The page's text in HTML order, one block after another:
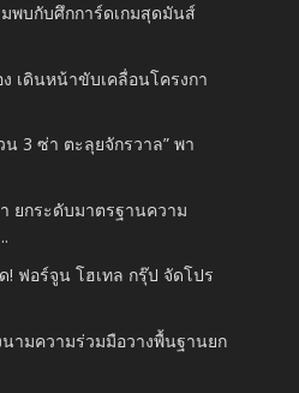
พบกับศึกการ์ดเกมสุดมันส์
เดินหน้าขับเคลื่อนโครงกา
น 3 ซ่า ตะลุยจักรวาล” พา
ยกระดับมาตรฐานความ
! ฟอร์จูน โฮเทล กรุ๊ป จัดโปร
นามความร่วมมือวางพื้นฐานยก